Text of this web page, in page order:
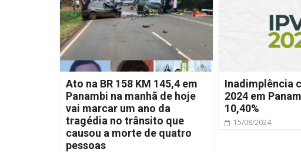
Ato na BR 158 KM 145,4 em
Panambi na manhã de hoje
vai marcar um ano da
tragédia no trânsito que
causou a morte de quatro
pessoas
Inadimplência
2024 em
10,40%
15/08/2024